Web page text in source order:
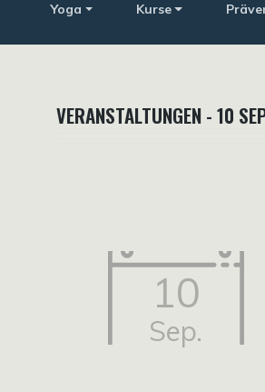
Yoga Kurse
VERANSTALTUNGEN - 10
10
Sep.